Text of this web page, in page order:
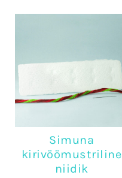
Simuna
kirivöömustriline
niidik